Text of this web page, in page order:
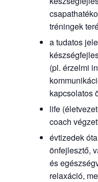
tréningek
a tudatos
(pl. érzelmi
kapcsolatos
life
coach
évtizedek
önfejlesztő,
és
relaxáció,